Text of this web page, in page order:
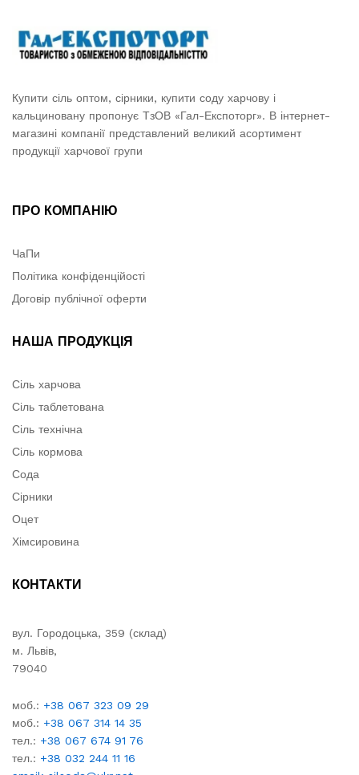
Купити сіль оптом, сірники, купити соду харчову і
кальциновану пропонує ТзОВ «Гал-Експоторг». В інтернет-
магазині компанії представлений великий асортимент
продукції харчової групи
ПРО КОМПАНІЮ
ЧаПи
Політика конфіденційості
Договір публічної оферти
НАША ПРОДУКЦІЯ
Сіль харчова
Сіль таблетована
Сіль технічна
Сіль кормова
Сода
Сірники
Оцет
Хімсировина
КОНТАКТИ
вул. Городоцька, 359 (склад)
м. Львів,
79040
моб.: +38 067 323 09 29
моб.: +38 067 314 14 35
тел.: +38 067 674 91 76
тел.: +38 032 244 11 16